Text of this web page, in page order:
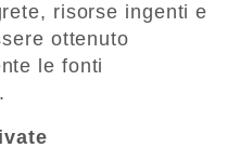
risorse ingenti e
ottenuto
le fonti